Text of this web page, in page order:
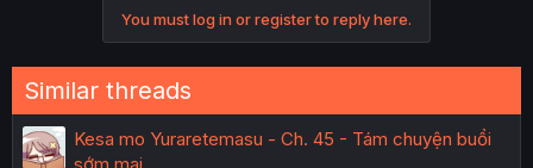
You must log in or register to reply here.
Similar threads
Kesa mo Yuraretemasu - Ch. 45 - Tám chuyện buổi
sớm mai